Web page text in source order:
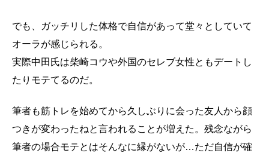
でも、ガッチリした体格で自信があって堂々としていて
オーラが感じられる。
実際中田氏は柴崎コウや外国のセレブ女性ともデートし
たりモテてるのだ。
筆者も筋トレを始めてから久しぶりに会った友人から顔
つきが変わったねと言われることが増えた。残念ながら
筆者の場合モテとはそんなに縁がないが…ただ自信が確